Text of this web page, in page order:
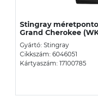
Stingray
Grand Cherokee
Gyártó: Stingray
Cikkszám: 6046051
Kártyaszám: 17100785